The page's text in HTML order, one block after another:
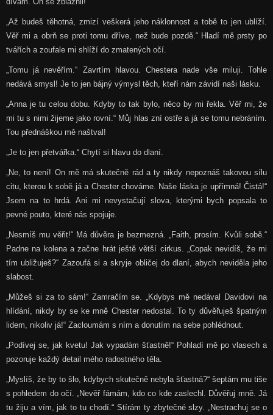
„Až budeš těhotná, zmizí veškerá jeho náklonnost a tobě to jen ublíží.
Věř mi a obrň se proti tomu dříve, než bude pozdě.“ Hladí mě prsty po
tvářích a zoufale mi shlíží do zmatených očí.
„Tomu já nevěřím.“ Zavrtím hlavou. Chestera nade vše miluji. Tohle
nedává smysl! Je to jen bájný výmysl těch, kteří nám závidí naši lásku.
„Anna je tu celou dobu. Kdyby to tak bylo, něco by mi řekla. Věř mi, že
mi tu s nimi žijeme jako rovní.“ Můj hlas zní ostře a já se tomu nebráním.
Tou přednáškou mě naštval!
„Je to jen přetvářka.“ Chytí si hlavu do dlaní.
„Ne, to není! On mě má skutečně rád a ty nikdy nepoznáš takovou sílu
citu, kterou k sobě já a Chester chováme. Naše láska je upřímná! Čistá!“
Jsem na to hrdá. Ani mi nevystačují slova, kterými bych popsala to
pevné pouto, které nás spojuje.
„Nesmíš mu věřit!“ Má důvěra je bezmezná. „Faith, prosím. Kvůli sobě.“
Padne na kolena a začne hrát ještě větší cirkus. „Copak nevidíš, že mi
tím ubližuješ?“ Zazoufá si a skryje obličej do dlaní, abych neviděla jeho
slabost.
„Můžeš si za to sám!“ Zamračím se. „Kdybys mě nedával Davidovi na
hlídání, nikdy by se ke mně Chester nedostal. To ty důvěřuješ špatným
lidem, nikoliv já!“ Zacloumám s ním a donutím na sebe pohlédnout.
„Podívej se, jak kvetu! Jak vypadám šťastně!“ Pohladí mě po vlasech a
pozoruje každý detail mého radostného těla.
„Myslíš, že by to šlo, kdybych skutečně nebyla šťastná?“ šeptám mu tiše
s pohledem do očí. „Nevěř fámám, kdo co kde zaslechl. Důvěřuj mně. Já
tu žiju a vím, jak to tu chodí.“ Stírám ty zbytečné slzy. „Nestrachuj se o